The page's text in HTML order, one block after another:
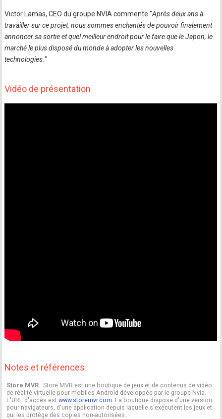
Victor Lamas, CEO du groupe NVIA commente "Après deux ans à
travailler sur ce projet, nous sommes enchantés de pouvoir finalement
annoncer sa sortie et quel meilleur endroit pour le faire que le Japon, le
marché le plus disposé du monde à adopter les nouvelles
technologies."
Vidéo de présentation
Notes et références
Store MVR : Store MVR est une boutique de jeux et de contenus de vidéo
de réalité virtuelle pour mobiles Android développée par le groupe Nvia.
L'URL d'accès estwww.storemvr.com. La boutique dispose d'une version
pour navigateurs, d'une application depuis laquelle s'exécutent les jeux et
qui les protège des copies non-autorisées.